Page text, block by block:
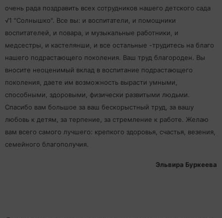
очень рада поздравить всех сотрудников нашего детского сада
√1 "Солнышко". Все вы: и воспитатели, и помощники
воспитателей, и повара, и музыкальные работники, и
медсестры, и кастелянши, и все остальные -трудитесь на благо
нашего подрастающего поколения. Ваш труд благороден. Вы
вносите неоценимый вклад в воспитание подрастающего
поколения, даете им возможность вырасти умными,
способными, здоровыми, физически развитыми людьми.
Спасибо вам большое за ваш бескорыстный труд, за вашу
любовь к детям, за терпение, за стремление к работе. Желаю
вам всего самого лучшего: крепкого здоровья, счастья, везения,
семейного благополучия.
Эльвира Буркеева